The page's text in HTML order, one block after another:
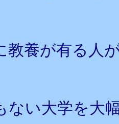
教養が有る人
ない大学を大